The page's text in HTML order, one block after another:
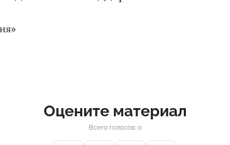
Оцените материал
Всего голосов: 0